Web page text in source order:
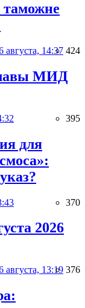
таможне
августа, 14:37 424
МИД
395
для
370
2026
августа, 13:19 376